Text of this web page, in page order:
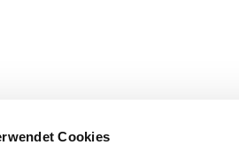
Cookies